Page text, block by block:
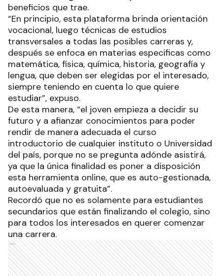
beneficios que trae.
“En principio, esta plataforma brinda orientación
vocacional, luego técnicas de estudios
transversales a todas las posibles carreras y,
después se enfoca en materias especificas como
matemática, física, química, historia, geografía y
lengua, que deben ser elegidas por el interesado,
siempre teniendo en cuenta lo que quiere
estudiar”, expuso.
De esta manera, “el joven empieza a decidir su
futuro y a afianzar conocimientos para poder
rendir de manera adecuada el curso
introductorio de cualquier instituto o Universidad
del país, porque no se pregunta adónde asistirá,
ya que la única finalidad es poner a disposición
esta herramienta online, que es auto-gestionada,
autoevaluada y gratuita”.
Recordó que no es solamente para estudiantes
secundarios que están finalizando el colegio, sino
para todos los interesados en querer comenzar
una carrera.
Ads